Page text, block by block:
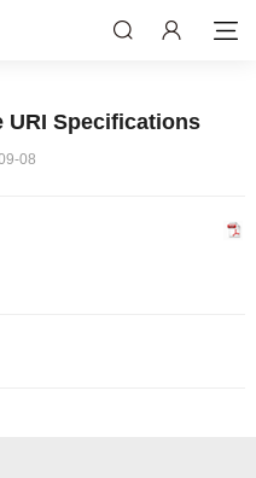
URI Specifications
08